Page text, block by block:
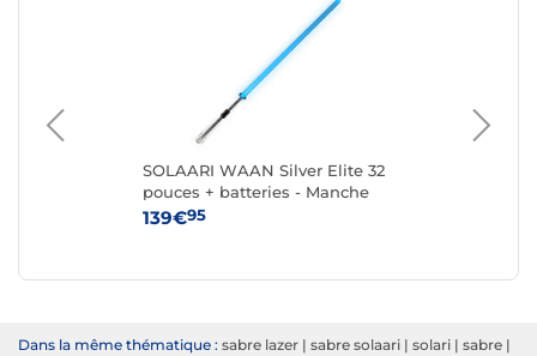
SOLAARI WAAN Silver Elite 32
pouces + batteries - Manche
Argent
139€95
Dans la même thématique : sabre lazer | sabre solaari | solari | sabre |